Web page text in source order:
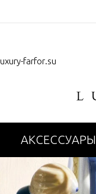
farfor.su
АКСЕССУАРЫ